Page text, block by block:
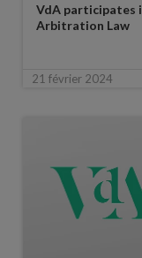
VdA participates
Arbitration Law
21 février 2024